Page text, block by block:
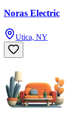
Noras Electric
Utica, NY